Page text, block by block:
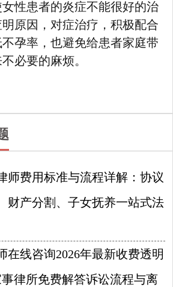
性患者的炎症不能很好的治
原因，对症治疗，积极配合
孕率，也避免给患者家庭带
必要的麻烦。
师费用标准与流程详解：协议
财产分割、子女抚养一站式法
在线咨询2026年最新收费透明
事律所免费解答诉讼流程与离